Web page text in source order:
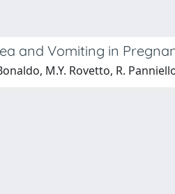
and Vomiting in
M.Y. Rovetto, R.